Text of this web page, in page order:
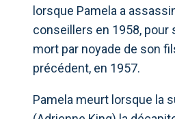
lorsque Pamela a
conseillers en 1958, pour
mort par noyade de son
précédent, en 1957.
Pamela meurt lorsque la